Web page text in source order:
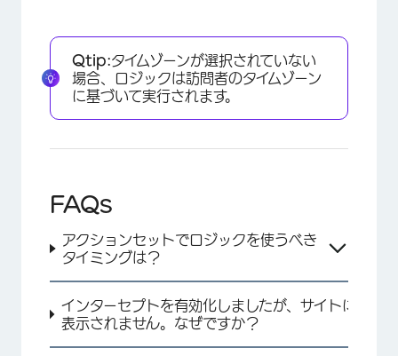
×
Qtip:タイムゾーンが選択されていない
場合、ロジックは訪問者のタイムゾーン
に基づいて実行されます。
FAQs
アクションセットでロジックを使うべき
タイミングは？
インターセプトを有効化しましたが、サイトに
表示されません。なぜですか？